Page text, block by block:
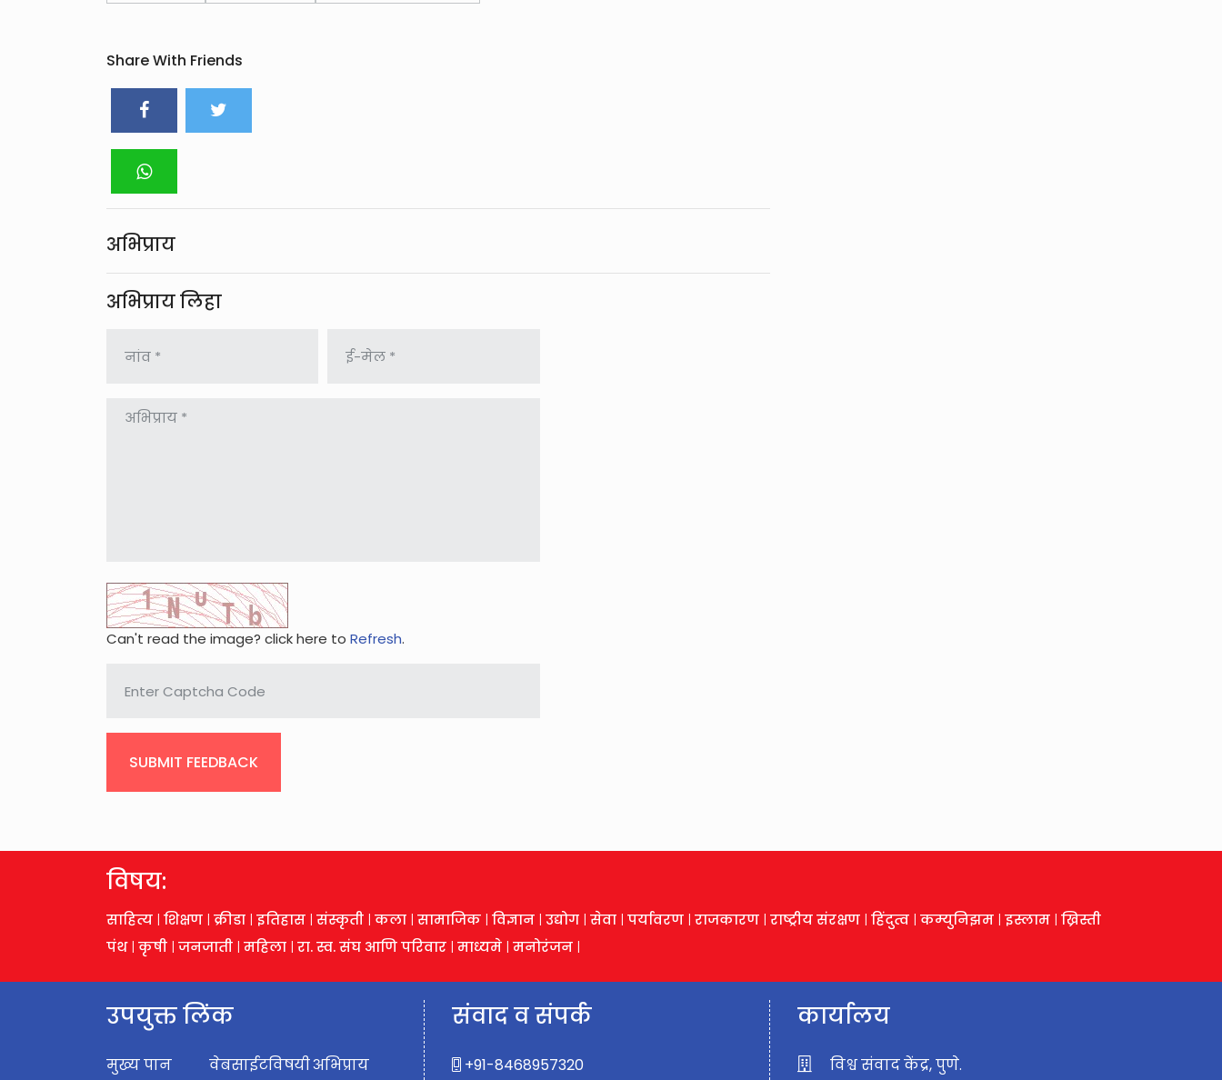
Share With Friends
अभिप्राय
अभिप्राय लिहा
Can't read the image? click here to Refresh.
SUBMIT FEEDBACK
विषय:
साहित्य | शिक्षण | क्रीडा | इतिहास | संस्कृती | कला | सामाजिक | विज्ञान | उद्योग | सेवा | पर्यावरण | राजकारण | राष्ट्रीय संरक्षण | हिंदुत्व | कम्युनिझम | इस्लाम | ख्रिस्ती
पंथ| कृषी | जनजाती | महिला | रा. स्व. संघ आणि परिवार | माध्यमे | मनोरंजन |
उपयुक्त लिंक
मुख्य पान वेबसाईटविषयीअभिप्राय
संवाद व संपर्क
+91-8468957320
कार्यालय
विश्व संवाद केंद्र, पुणे.